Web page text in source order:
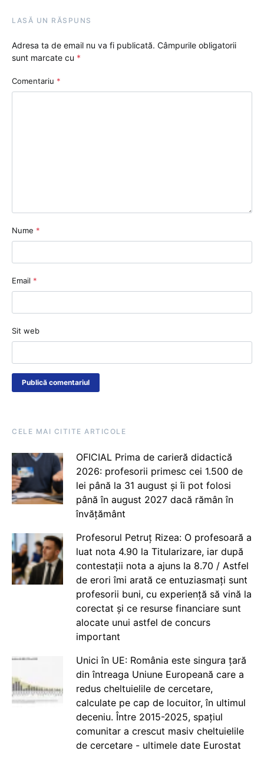
LASĂ UN RĂSPUNS
Adresa ta de email nu va fi publicată. Câmpurile obligatorii
sunt marcate cu *
Comentariu *
Nume *
Email *
Sit web
CELE MAI CITITE ARTICOLE
OFICIAL Prima de carieră didactică
2026: profesorii primesc cei 1.500 de
lei până la 31 august și îi pot folosi
până în august 2027 dacă rămân în
învățământ
Profesorul Petruț Rizea: O profesoară a
luat nota 4.90 la Titularizare, iar după
contestații nota a ajuns la 8.70 / Astfel
de erori îmi arată ce entuziasmați sunt
profesorii buni, cu experiență să vină la
corectat și ce resurse financiare sunt
alocate unui astfel de concurs
important
Unici în UE: România este singura țară
din întreaga Uniune Europeană care a
redus cheltuielile de cercetare,
calculate pe cap de locuitor, în ultimul
deceniu. Între 2015-2025, spațiul
comunitar a crescut masiv cheltuielile
de cercetare - ultimele date Eurostat